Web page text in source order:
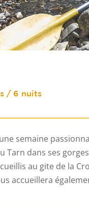
/ 6 nuits
semaine
Tarn dans ses
au gite de la
accueillera